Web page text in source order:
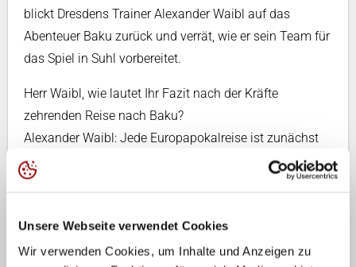
Unsere Webseite verwendet Cookies
Wir verwenden Cookies, um Inhalte und Anzeigen zu
blickt Dresdens Trainer Alexander Waibl auf das
Abenteuer Baku zurück und verrät, wie er sein Team für
das Spiel in Suhl vorbereitet.
Herr Waibl, wie lautet Ihr Fazit nach der Kräfte
zehrenden Reise nach Baku?
Alexander Waibl: Jede Europapokalreise ist zunächst
eine wertvolle Erfahrung. Sowohl sportlich als oft auch
kulturell. Es ist beeindruckend, welche rasante
Sportlich gesehen haben wir gegen eine der beiden
besten Vereinsmannschaften der Welt gespielt. Hier